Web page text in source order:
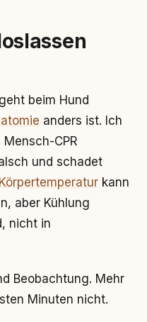
beim Hund
anders ist. Ich
CPR
und schadet
Körpertemperatur kann
aber Kühlung
nicht in
Beobachtung. Mehr
Minuten nicht.